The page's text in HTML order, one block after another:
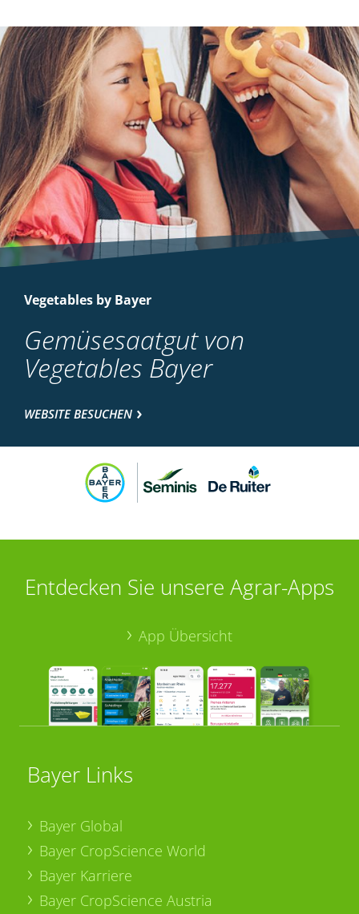
Vegetables by Bayer
Gemüsesaatgut von
Vegetables Bayer
WEBSITE BESUCHEN
Entdecken Sie unsere Agrar-Apps
App Übersicht
Bayer Links
Bayer Global
Bayer CropScience World
Bayer Karriere
Bayer CropScience Austria